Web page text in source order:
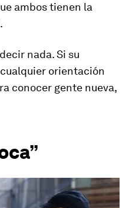
ambos tienen la
nada. Si su
orientación
conocer gente nueva,